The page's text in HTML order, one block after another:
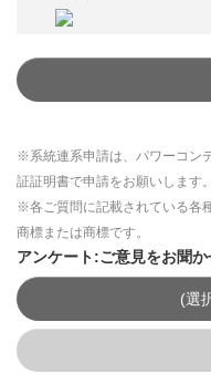
※系統連系申請は、パワーコン
証証明書で申請をお願いします。
※各ご質問に記載されている各
商標または商標です。
アンケート:ご意見をお聞
(選